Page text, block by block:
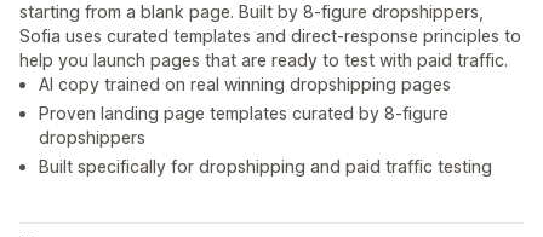
starting from a blank page. Built by 8-figure dropshippers,
Sofia uses curated templates and direct-response principles to
help you launch pages that are ready to test with paid traffic.
AI copy trained on real winning dropshipping pages
Proven landing page templates curated by 8-figure
dropshippers
Built specifically for dropshipping and paid traffic testing